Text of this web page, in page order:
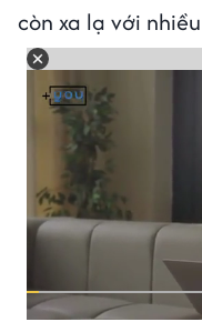
còn xa lạ với